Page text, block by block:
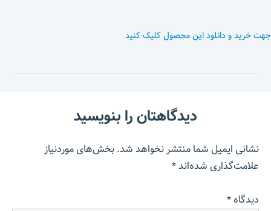
جهت خرید و دانلود این محصول کلیک کنید
دیدگاهتان را بنویسید
نشانی ایمیل شما منتشر نخواهد شد.بخش‌های موردنیاز
علامت‌گذاری شده‌اند*
دیدگاه*